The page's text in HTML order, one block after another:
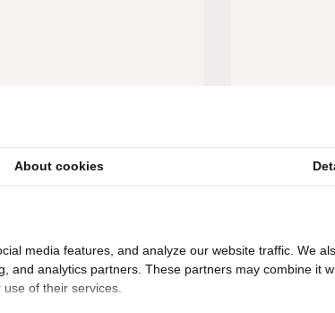
64,95
45,-
34,95
About cookies
media features, and analyze our website traffic. We
and analytics partners. These partners may combine it
of their services.